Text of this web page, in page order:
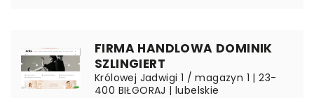
FIRMA HANDLOWA DOMINIK
SZLINGIERT
Królowej Jadwigi 1 / magazyn 1 | 23-
400 BIŁGORAJ | lubelskie